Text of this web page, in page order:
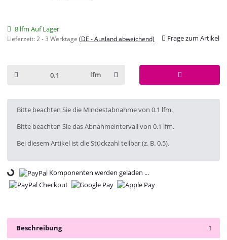
8 lfm Auf Lager
Lieferzeit:2 - 3 Werktage (DE - Ausland abweichend) Frage zum Artikel
lfm
x
Bitte beachten Sie die Mindestabnahme von 0.1 lfm.
Bitte beachten Sie das Abnahmeintervall von 0.1 lfm.
Bei diesem Artikel ist die Stückzahl teilbar (z. B. 0,5).
Loading... Komponenten werden geladen ...
Beschreibung